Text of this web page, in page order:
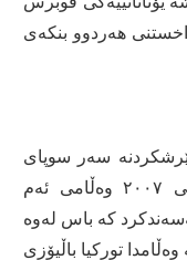
هەردوو بنکەی
بۆ هێرشکردنە سەر سوپای
عێراق بەکاربهێنێت، گورزێکی کوشندە بوو لە پەیوەندییەکانی نێوانیان، ئەمریکا درەنگ و لە ساڵی ٢٠٠٧ وەڵامی ئەم
کە باس لەوە
تورکیا باڵیۆزی